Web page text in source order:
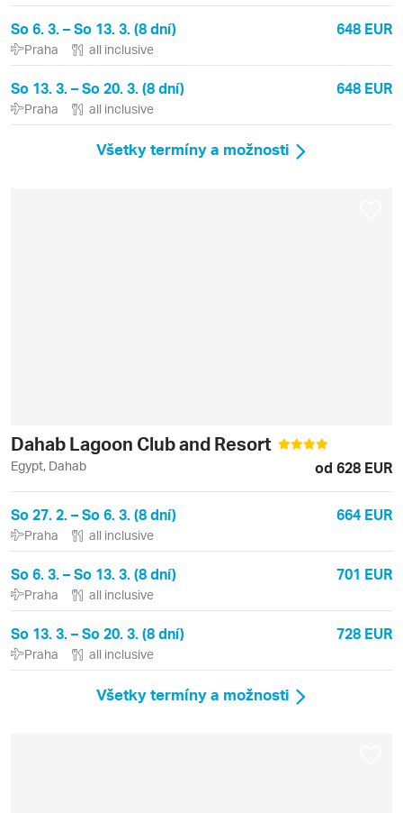
So 6. 3. – So 13. 3. (8 dní) 648 EUR
Praha all inclusive
So 13. 3. – So 20. 3. (8 dní) 648 EUR
Praha all inclusive
Všetky termíny a možnosti
Dahab Lagoon Club and Resort
Egypt, Dahab od 628 EUR
So 27. 2. – So 6. 3. (8 dní) 664 EUR
Praha all inclusive
So 6. 3. – So 13. 3. (8 dní) 701 EUR
Praha all inclusive
So 13. 3. – So 20. 3. (8 dní) 728 EUR
Praha all inclusive
Všetky termíny a možnosti